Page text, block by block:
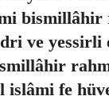
ve
islâmi fe